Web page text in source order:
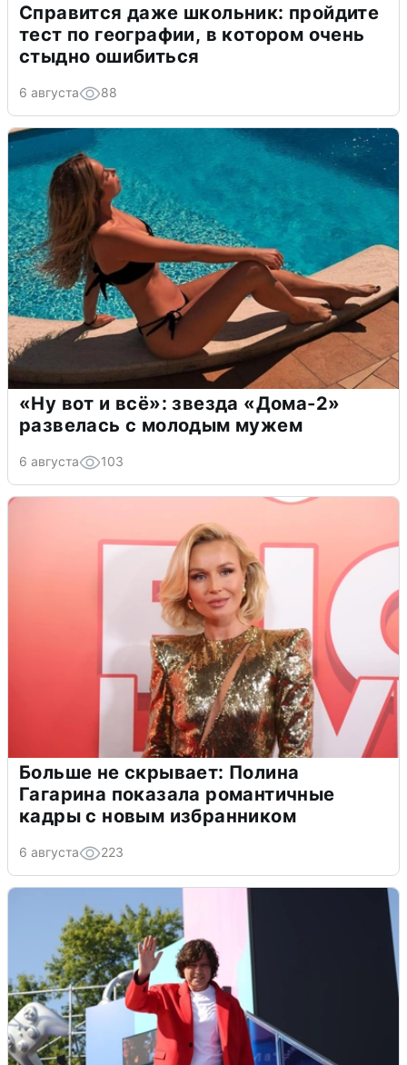
Справится даже школьник: пройдите
тест по географии, в котором очень
стыдно ошибиться
6 августа 88
«Ну вот и всё»: звезда «Дома-2»
развелась с молодым мужем
6 августа 103
Больше не скрывает: Полина
Гагарина показала романтичные
кадры с новым избранником
6 августа 223